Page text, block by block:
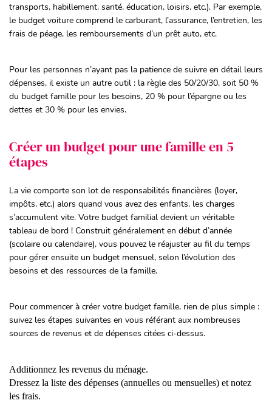
transports, habillement, santé, éducation, loisirs, etc.). Par exemple,
le budget voiture comprend le carburant, l’assurance, l’entretien, les
frais de péage, les remboursements d’un prêt auto, etc.
Pour les personnes n’ayant pas la patience de suivre en détail leurs
dépenses, il existe un autre outil : la règle des 50/20/30, soit 50 %
du budget famille pour les besoins, 20 % pour l’épargne ou les
dettes et 30 % pour les envies.
Créer un budget pour une famille en 5
étapes
La vie comporte son lot de responsabilités financières (loyer,
impôts, etc.) alors quand vous avez des enfants, les charges
s’accumulent vite. Votre budget familial devient un véritable
tableau de bord ! Construit généralement en début d’année
(scolaire ou calendaire), vous pouvez le réajuster au fil du temps
pour gérer ensuite un budget mensuel, selon l’évolution des
besoins et des ressources de la famille.
Pour commencer à créer votre budget famille, rien de plus simple :
suivez les étapes suivantes en vous référant aux nombreuses
sources de revenus et de dépenses citées ci-dessus.
Additionnez les revenus du ménage.
Dressez la liste des dépenses (annuelles ou mensuelles) et notez
les frais.